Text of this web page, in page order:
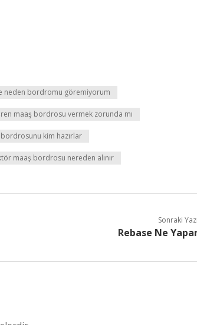
neden bordromu göremiyorum
maaş bordrosu vermek zorunda mı
bordrosunu kim hazırlar
maaş bordrosu nereden alınır
Sonraki
Rebase Ne